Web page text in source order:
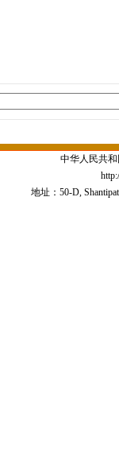
中华人民共
地址：50-D,